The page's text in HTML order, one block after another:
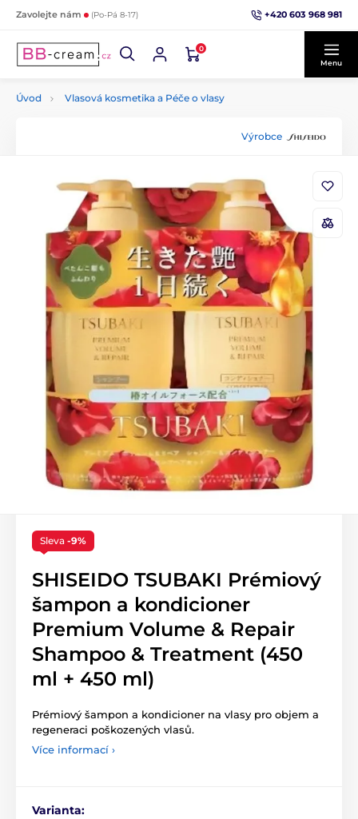
Zavolejte nám (Po-Pá 8-17) +420 603 968 981
0
Menu
Úvod Vlasová kosmetika a Péče o vlasy
Výrobce
Sleva -9%
SHISEIDO TSUBAKI Prémiový
šampon a kondicioner
Premium Volume & Repair
Shampoo & Treatment (450
ml + 450 ml)
Prémiový šampon a kondicioner na vlasy pro objem a
regeneraci poškozených vlasů.
Více informací ›
Varianta: